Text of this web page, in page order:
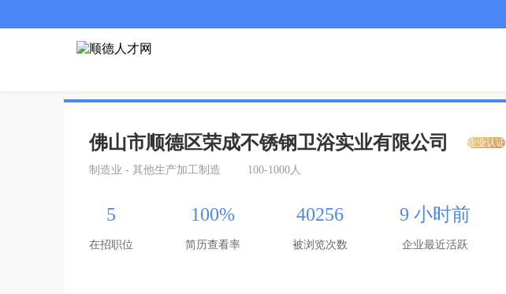
佛山市顺德区荣成不锈钢卫浴实业有限公司 企业认证
制造业 - 其他生产加工制造 100-1000人
5
在招职位
100%
简历查看率
40256
被浏览次数
9 小时前
企业最近活跃